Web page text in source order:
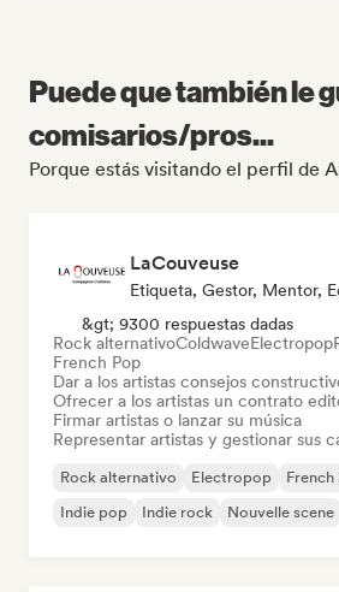
Puede que también le
comisarios/pros...
Porque estás visitando el perfil de
LaCouveuse
Etiqueta, Gestor, Mentor,
&gt; 9300 respuestas dadas
Rock alternativoColdwaveElectropop
French Pop
Dar a los artistas consejos
Ofrecer a los artistas un contrato
Firmar artistas o lanzar su música
Representar artistas y gestionar sus
Rock alternativo Electropop French
Indie pop
Indie rock Nouvelle scene